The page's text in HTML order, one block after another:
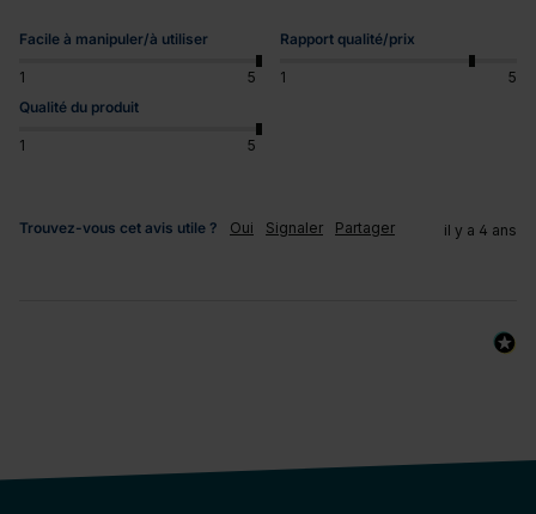
Facile à manipuler/à utiliser
1 5
Rapport qualité/prix
1
5
Qualité du produit
1 5
Trouvez-vous cet avis utile ? Oui Signaler Partager il y a 4 ans